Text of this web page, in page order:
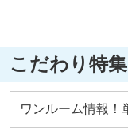
こだわり特集
ワンルーム情報！